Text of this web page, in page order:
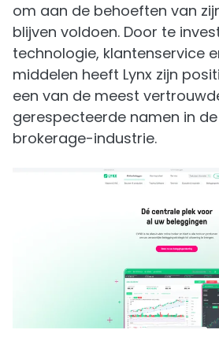
om aan de behoeften van
blijven voldoen. Door te
technologie, klantenservice
middelen heeft Lynx zijn
een van de meest
gerespecteerde namen in
brokerage-industrie.